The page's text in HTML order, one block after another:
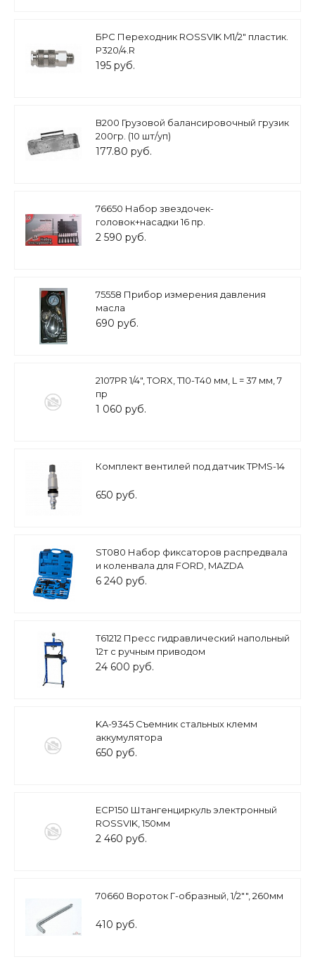
БРС Переходник ROSSVIK M1/2" пластик.
P320/4.R
195 руб.
В200 Грузовой балансировочный грузик
200гр. (10 шт/уп)
177.80 руб.
76650 Набор звездочек-
головок+насадки 16 пр.
2 590 руб.
75558 Прибор измерения давления
масла
690 руб.
2107PR 1/4", TORX, Т10-Т40 мм, L = 37 мм, 7
пр
1 060 руб.
Комплект вентилей под датчик TPMS-14
650 руб.
ST080 Набор фиксаторов распредвала
и коленвала для FORD, MAZDA
6 240 руб.
T61212 Пресс гидравлический напольный
12т с ручным приводом
24 600 руб.
KA-9345 Съемник стальных клемм
аккумулятора
650 руб.
ECP150 Штангенциркуль электронный
ROSSVIK, 150мм
2 460 руб.
70660 Вороток Г-образный, 1/2"", 260мм
410 руб.